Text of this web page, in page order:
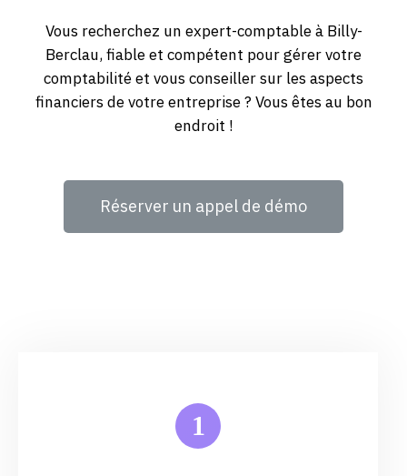
Vous recherchez un expert-comptable à Billy-
Berclau, fiable et compétent pour gérer votre
comptabilité et vous conseiller sur les aspects
financiers de votre entreprise ? Vous êtes au bon
endroit !
Réserver un appel de démo
1